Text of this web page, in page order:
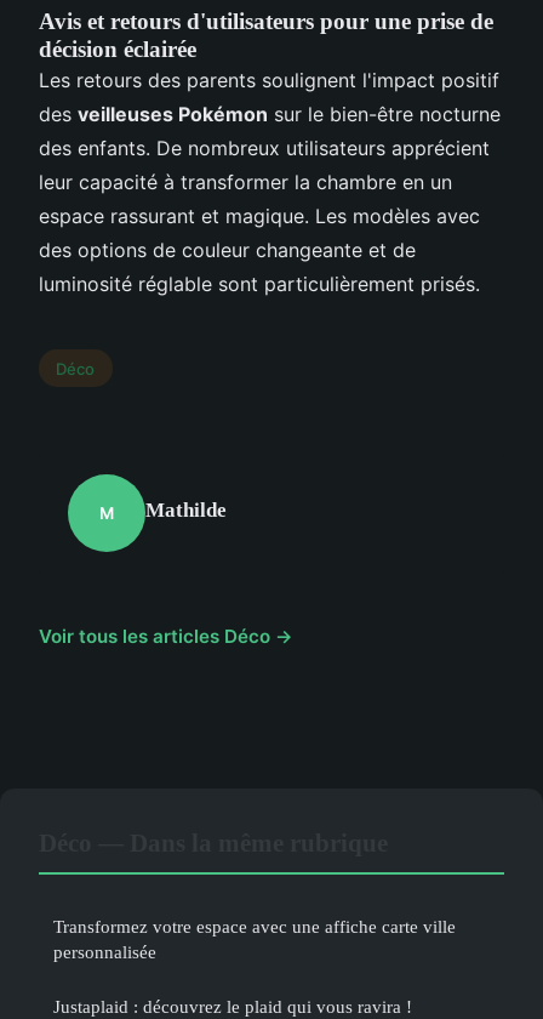
Avis et retours d'utilisateurs pour une prise de
décision éclairée
Les retours des parents soulignent l'impact positif
des veilleuses Pokémon sur le bien-être nocturne
des enfants. De nombreux utilisateurs apprécient
leur capacité à transformer la chambre en un
espace rassurant et magique. Les modèles avec
des options de couleur changeante et de
luminosité réglable sont particulièrement prisés.
Déco
M Mathilde
Voir tous les articles Déco →
Transformez votre espace avec une affiche carte ville
personnalisée
Justaplaid : découvrez le plaid qui vous ravira !